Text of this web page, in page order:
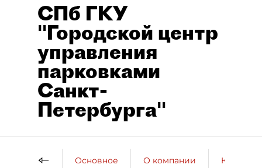
СПб ГКУ
"Городской центр
управления
парковками
Санкт-
Петербурга"
Основное О компании